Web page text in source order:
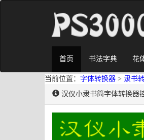
首页 书法字典 花
当前位置： 字体转换器 > 隶书
汉仪小隶书简字体转换器